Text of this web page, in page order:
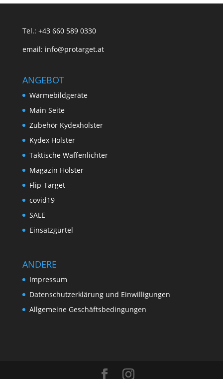
Tel.: +43 660 589 0330
email: info@protarget.at
ANGEBOT
Wärmebildgeräte
Main Seite
Zubehör Kydexholster
Kydex Holster
Taktische Waffenlichter
Magazin Holster
Flip-Target
covid19
SALE
Einsatzgürtel
ANDERE
Impressum
Da­ten­schutz­er­klär­ung und Ein­wil­lig­ung­en
Allgemeine Geschäftsbedingungen